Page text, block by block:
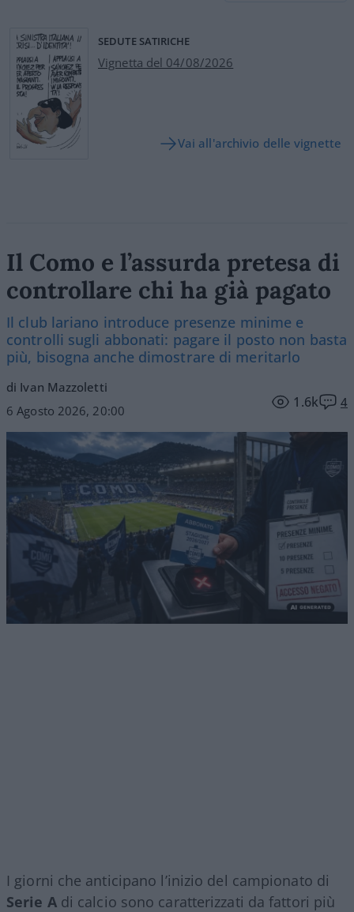
SEDUTE SATIRICHE
Vignetta del 04/08/2026
Vai all'archivio delle vignette
Il Como e l’assurda pretesa di
controllare chi ha già pagato
Il club lariano introduce presenze minime e
controlli sugli abbonati: pagare il posto non basta
più, bisogna anche dimostrare di meritarlo
di Ivan Mazzoletti
6 Agosto 2026, 20:00
1.6k 4
I giorni che anticipano l’inizio del campionato di
Serie Adi calcio sono caratterizzati da fattori più